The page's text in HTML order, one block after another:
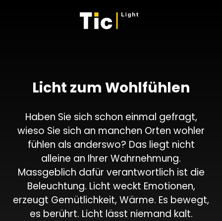
Licht zum Wohlfühlen
Haben Sie sich schon einmal gefragt,
wieso Sie sich an manchen Orten wohler
fühlen als anderswo? Das liegt nicht
alleine an Ihrer Wahrnehmung.
Massgeblich dafür verantwortlich ist die
Beleuchtung. Licht weckt Emotionen,
erzeugt Gemütlichkeit, Wärme. Es bewegt,
es berührt. Licht lässt niemand kalt.